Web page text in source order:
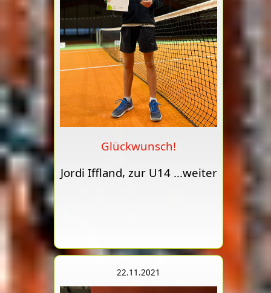
Glückwunsch!
Jordi Iffland, zur U14 ...weiter
22.11.2021